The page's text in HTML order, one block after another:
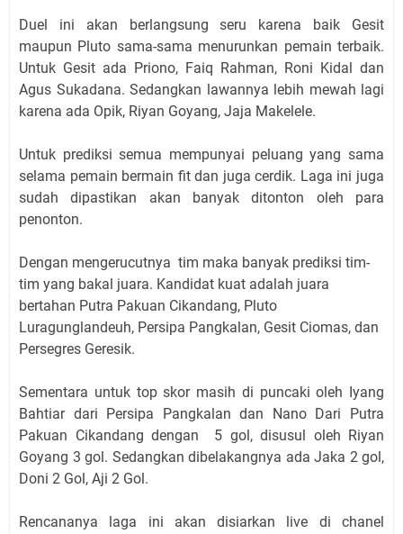
Duel ini akan berlangsung seru karena baik Gesit
maupun Pluto sama-sama menurunkan pemain terbaik.
Untuk Gesit ada Priono, Faiq Rahman, Roni Kidal dan
Agus Sukadana. Sedangkan lawannya lebih mewah lagi
karena ada Opik, Riyan Goyang, Jaja Makelele.
Untuk prediksi semua mempunyai peluang yang sama
selama pemain bermain fit dan juga cerdik. Laga ini juga
sudah dipastikan akan banyak ditonton oleh para
penonton.
Dengan mengerucutnya tim maka banyak prediksi tim-
tim yang bakal juara. Kandidat kuat adalah juara
bertahan Putra Pakuan Cikandang, Pluto
Luragunglandeuh, Persipa Pangkalan, Gesit Ciomas, dan
Persegres Geresik.
Sementara untuk top skor masih di puncaki oleh Iyang
Bahtiar dari Persipa Pangkalan dan Nano Dari Putra
Pakuan Cikandang dengan 5 gol, disusul oleh Riyan
Goyang 3 gol. Sedangkan dibelakangnya ada Jaka 2 gol,
Doni 2 Gol, Aji 2 Gol.
Rencananya laga ini akan disiarkan live di chanel